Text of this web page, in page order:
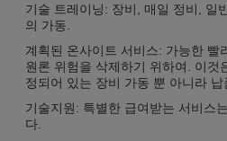
기술 트레이닝: 장비, 매일 정비, 일
의 가동.
계획된 온사이트 서비스: 가능한 빨
원론 위험을 삭제하기 위하여. 이것
정되어 있는 장비 가동 뿐 아니라
기술지원: 특별한 급여받는 서비스
다.